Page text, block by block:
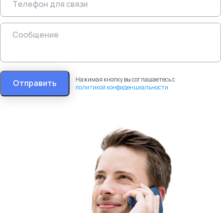
Отправить
Нажимая кнопку вы соглашаетесь с
политикой конфиденциальности